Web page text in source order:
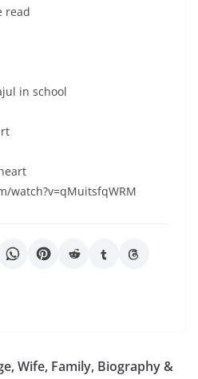
read
in school
watch?v=qMuitsfqWRM
Wife, Family, Biography &